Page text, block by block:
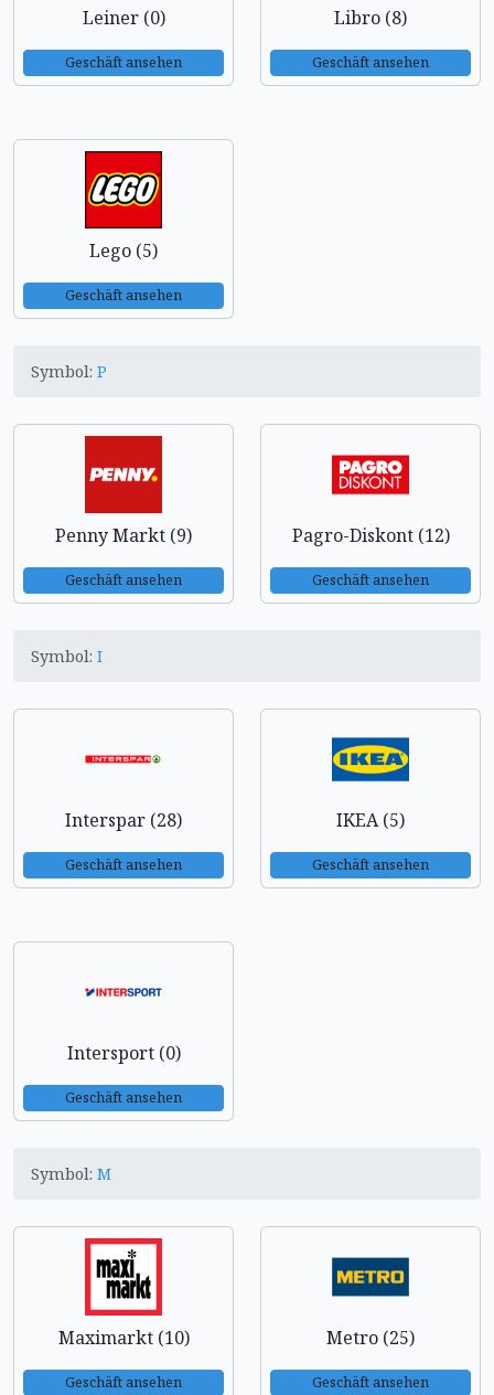
Leiner (0)
Geschäft ansehen
Libro (8)
Geschäft ansehen
Lego (5)
Geschäft ansehen
Symbol: P
Penny Markt (9)
Geschäft ansehen
Pagro-Diskont (12)
Geschäft ansehen
Symbol: I
Interspar (28)
Geschäft ansehen
IKEA (5)
Geschäft ansehen
Intersport (0)
Geschäft ansehen
Symbol: M
Maximarkt (10)
Geschäft ansehen
Metro (25)
Geschäft ansehen